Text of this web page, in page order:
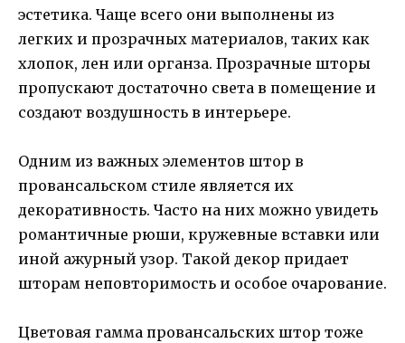
эстетика. Чаще всего они выполнены из
легких и прозрачных материалов, таких как
хлопок, лен или органза. Прозрачные шторы
пропускают достаточно света в помещение и
создают воздушность в интерьере.
Одним из важных элементов штор в
провансальском стиле является их
декоративность. Часто на них можно увидеть
романтичные рюши, кружевные вставки или
иной ажурный узор. Такой декор придает
шторам неповторимость и особое очарование.
Цветовая гамма провансальских штор тоже